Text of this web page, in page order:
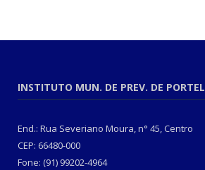
INSTITUTO MUN. DE PREV. DE PORTEL
End.: Rua Severiano Moura, n° 45, Centro
CEP: 66480-000
Fone: (91) 99202-4964